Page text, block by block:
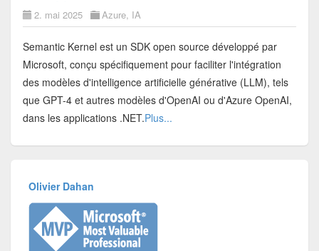
2. mai 2025 Azure, IA
Semantic Kernel est un SDK open source développé par
Microsoft, conçu spécifiquement pour faciliter l'intégration
des modèles d'intelligence artificielle générative (LLM), tels
que GPT-4 et autres modèles d'OpenAI ou d'Azure OpenAI,
dans les applications .NET.Plus...
Olivier Dahan